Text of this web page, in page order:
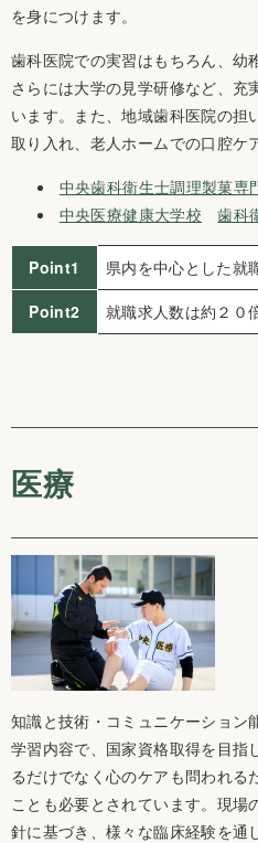
を身につけます。
歯科医院での実習はもちろん、幼
さらには大学の見学研修など、充
います。また、地域歯科医院の担
取り入れ、老人ホームでの口腔ケ
中央歯科衛生士調理製菓専
中央医療健康大学校
歯科
Point1
県内を中心とした就
Point2
就職求人数は約２０
医療
知識と技術・コミュニケーション
学習内容で、国家資格取得を目指
るだけでなく心のケアも問われる
ことも必要とされています。現
針に基づき、様々な臨床経験を通